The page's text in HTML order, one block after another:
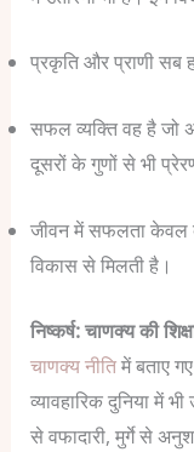
प्रकृति और प्राणी सब
सफल व्यक्ति वह है जो
दूसरों के गुणों से भी
जीवन में सफलता केवल
विकास से मिलती है।
निष्कर्ष: चाणक्य की
चाणक्य नीतिमें बताए
व्यावहारिक दुनिया में
से वफादारी, मुर्गे से